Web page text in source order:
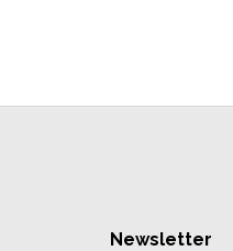
Newsletter